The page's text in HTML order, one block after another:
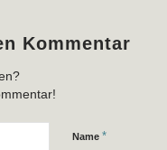
Kommentar
Name *